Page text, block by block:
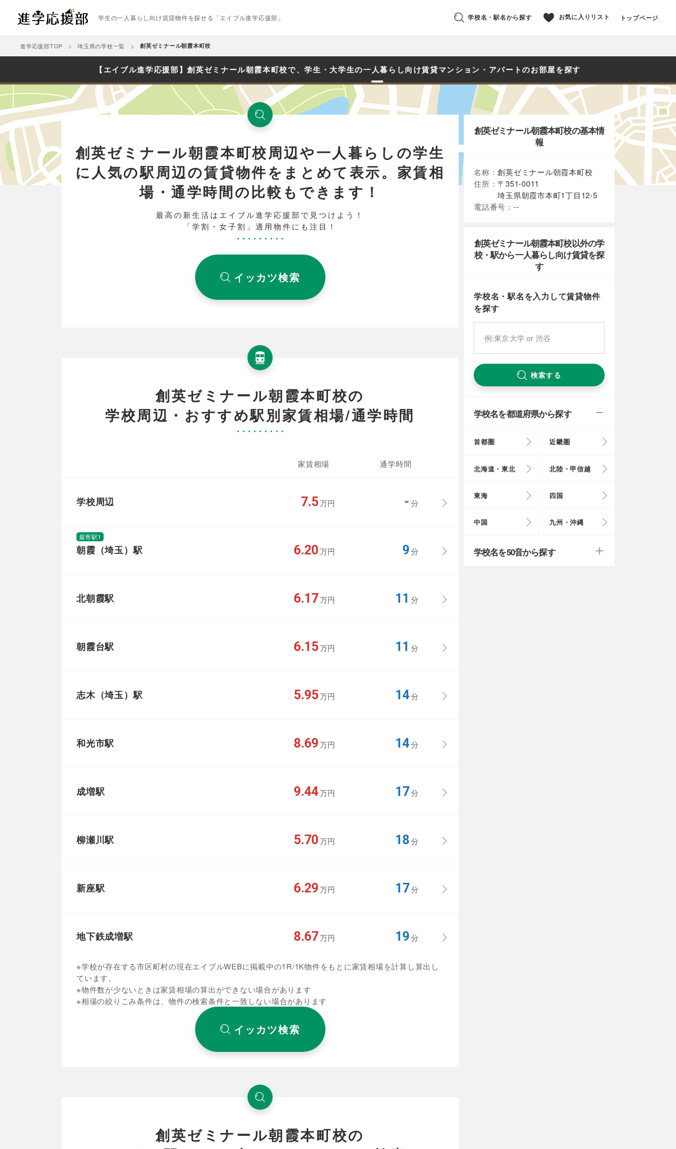
学生の一人暮らし向け賃貸物件を探せる「エイブル進学応援部」 学校名・駅名から探す お気に入りリスト トップページ
進学応援部TOP 埼玉県の学校一覧 創英ゼミナール朝霞本町校
【エイブル進学応援部】創英ゼミナール朝霞本町校で、学生・大学生の一人暮らし向け賃貸マンション・アパートのお部屋を探す
創英ゼミナール朝霞本町校周辺や一人暮らしの学生
に人気の駅周辺の賃貸物件をまとめて表示。家賃相
場・通学時間の比較もできます！
最高の新生活はエイブル進学応援部で見つけよう！
「学割・女子割」適用物件にも注目！
イッカツ検索
創英ゼミナール朝霞本町校の
学校周辺・おすすめ駅別家賃相場/通学時間
家賃相場 通学時間
学校周辺 7.5万円 - 分
最寄駅1
朝霞（埼玉）駅 6.20万円 9分
北朝霞駅 6.17万円 11 分
朝霞台駅 6.15万円 11 分
志木（埼玉）駅 5.95万円 14分
和光市駅 8.69万円 14分
成増駅 9.44万円 17分
柳瀬川駅 5.70万円 18分
新座駅 6.29万円 17分
地下鉄成増駅 8.67万円 19分
※学校が存在する市区町村の現在エイブルWEBに掲載中の1R/1K物件をもとに家賃相場を計算し算出し
ています。
※物件数が少ないときは家賃相場の算出ができない場合があります
※相場の絞りこみ条件は、物件の検索条件と一致しない場合があります
イッカツ検索
創英ゼミナール朝霞本町校の
創英ゼミナール朝霞本町校の基本情
報
名称：創英ゼミナール朝霞本町校
住所： 〒351-0011
埼玉県朝霞市本町1丁目12-5
電話番号： --
創英ゼミナール朝霞本町校以外の学
校・駅から一人暮らし向け賃貸を探
す
学校名・駅名を入力して賃貸物件
を探す
検索する
学校名を都道府県から探す
首都圏 近畿圏
北海道・東北 北陸・甲信越
東海 四国
中国 九州・沖縄
学校名を50音から探す